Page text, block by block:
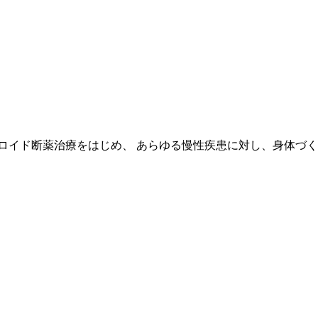
ド断薬治療をはじめ、 あらゆる慢性疾患に対し、身体づく